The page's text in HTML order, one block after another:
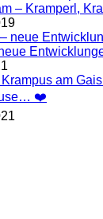
– Kramperl,
❤️